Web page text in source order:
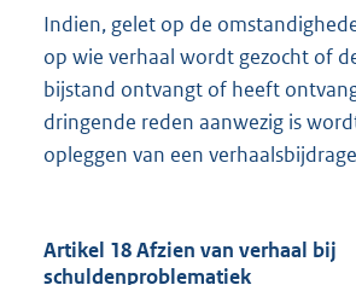
Indien, gelet op de
op wie verhaal wordt gezocht of
bijstand ontvangt of heeft
dringende reden aanwezig is
opleggen van een
Artikel 18 Afzien van verhaal bij
schuldenproblematiek